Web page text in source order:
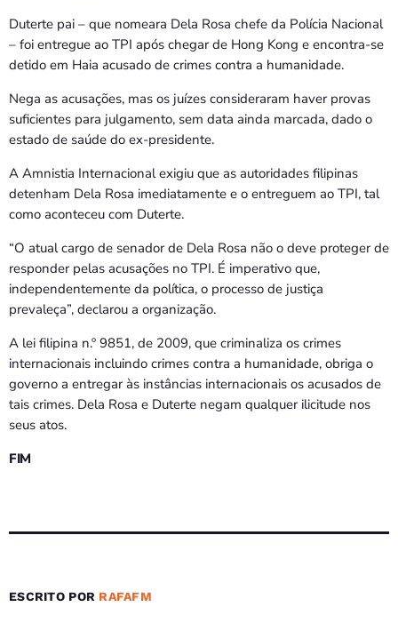
Duterte pai – que nomeara Dela Rosa chefe da Polícia Nacional
– foi entregue ao TPI após chegar de Hong Kong e encontra-se
detido em Haia acusado de crimes contra a humanidade.
Nega as acusações, mas os juízes consideraram haver provas
suficientes para julgamento, sem data ainda marcada, dado o
estado de saúde do ex-presidente.
A Amnistia Internacional exigiu que as autoridades filipinas
detenham Dela Rosa imediatamente e o entreguem ao TPI, tal
como aconteceu com Duterte.
“O atual cargo de senador de Dela Rosa não o deve proteger de
responder pelas acusações no TPI. É imperativo que,
independentemente da política, o processo de justiça
prevaleça”, declarou a organização.
A lei filipina n.º 9851, de 2009, que criminaliza os crimes
internacionais incluindo crimes contra a humanidade, obriga o
governo a entregar às instâncias internacionais os acusados de
tais crimes. Dela Rosa e Duterte negam qualquer ilicitude nos
seus atos.
FIM
ESCRITO POR RAFAFM